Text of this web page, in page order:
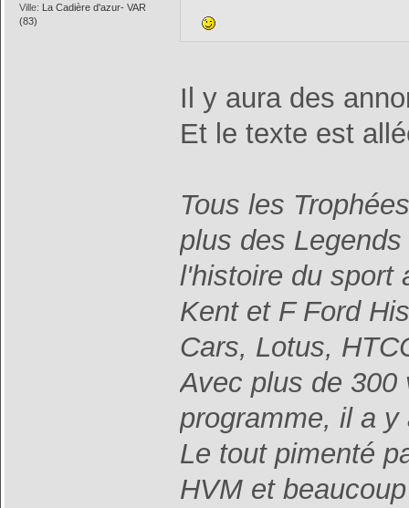
Ville: La Cadière d'azur- VAR
(83)
Il y aura des
Et le texte est
Tous les
plus des
l'histoire du sport
Kent et F Ford
Cars, Lotus,
Avec plus de 300
programme, il a
Le tout pimenté
HVM et